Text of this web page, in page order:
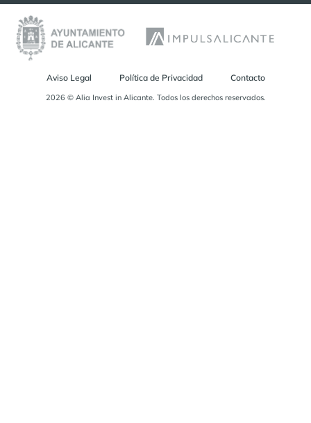
Aviso Legal Política de Privacidad Contacto
2026 © Alia Invest in Alicante. Todos los derechos reservados.